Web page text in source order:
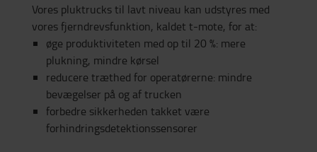
Vores pluktrucks til lavt niveau kan udstyres med
vores fjerndrevsfunktion, kaldet t-mote, for at:
øge produktiviteten med op til 20 %: mere
plukning, mindre kørsel
reducere træthed for operatørerne: mindre
bevægelser på og af trucken
forbedre sikkerheden takket være
forhindringsdetektionssensorer